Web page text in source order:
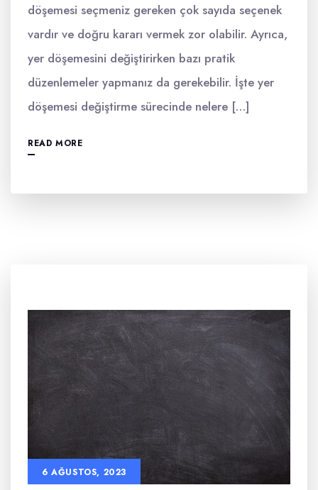
döşemesi seçmeniz gereken çok sayıda seçenek
vardır ve doğru kararı vermek zor olabilir. Ayrıca,
yer döşemesini değiştirirken bazı pratik
düzenlemeler yapmanız da gerekebilir. İşte yer
döşemesi değiştirme sürecinde nelere […]
READ MORE
6 AĞUSTOS, 2023